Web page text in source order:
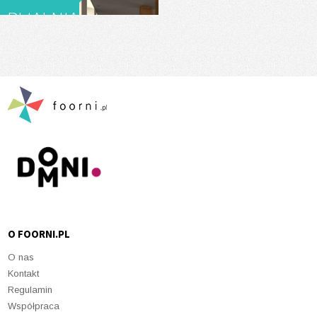
PIJALNIA
O FOORNI.PL
O nas
Kontakt
Regulamin
Współpraca